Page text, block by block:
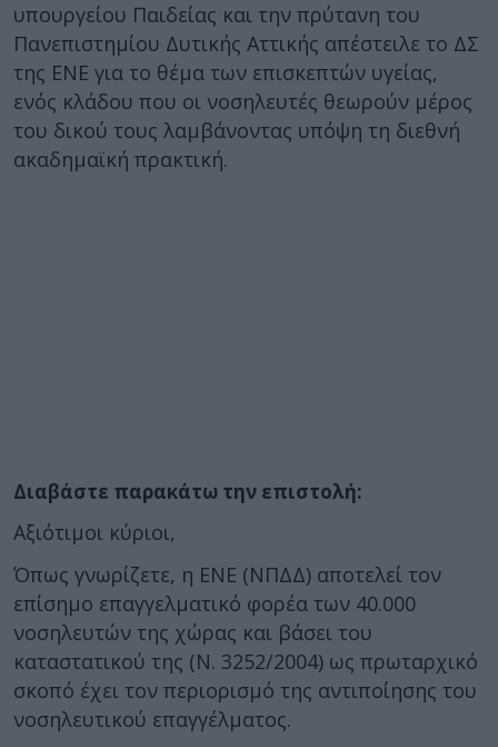
υπουργείου Παιδείας και την πρύτανη του
Πανεπιστημίου Δυτικής Αττικής απέστειλε το ΔΣ
της ΕΝΕ για το θέμα των επισκεπτών υγείας,
ενός κλάδου που οι νοσηλευτές θεωρούν μέρος
του δικού τους λαμβάνοντας υπόψη τη διεθνή
ακαδημαϊκή πρακτική.
Διαβάστε παρακάτω την επιστολή:
Αξιότιμοι κύριοι,
Όπως γνωρίζετε, η ΕΝΕ (ΝΠΔΔ) αποτελεί τον
επίσημο επαγγελματικό φορέα των 40.000
νοσηλευτών της χώρας και βάσει του
καταστατικού της (Ν. 3252/2004) ως πρωταρχικό
σκοπό έχει τον περιορισμό της αντιποίησης του
νοσηλευτικού επαγγέλματος.